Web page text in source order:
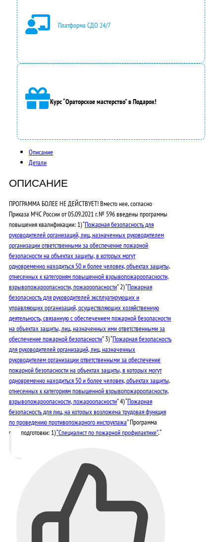
Платформа СДО 24/7
Курс “Ораторское мастерство” в Подарок!
Описание
Детали
ОПИСАНИЕ
ПРОГРАММА БОЛЕЕ НЕ ДЕЙСТВУЕТ! Вместо нее, согласно
Приказа МЧС России от 05.09.2021 г. № 596 введены программы
повышения квалификации: 1) “Пожарная безопасность для
руководителей организаций, лиц, назначенных руководителем
организации ответственными за обеспечение пожарной
безопасности на объектах защиты, в которых могут
одновременно находиться 50 и более человек, объектах защиты,
отнесенных к категориям повышенной взрывопожароопасности,
взрывопожароопасности, пожароопасности” 2) “Пожарная
безопасность для руководителей эксплуатирующих и
управляющих организаций, осуществляющих хозяйственную
деятельность, связанную с обеспечением пожарной безопасности
на объектах защиты, лиц, назначенных ими ответственными за
обеспечение пожарной безопасности” 3) “Пожарная безопасность
для руководителей организаций, лиц, назначенных
руководителем организации ответственными за обеспечение
пожарной безопасности на объектах защиты, в которых могут
одновременно находиться 50 и более человек, объектах защиты,
отнесенных к категориям повышенной взрывопожароопасности,
взрывопожароопасности, пожароопасности” 4) “Пожарная
безопасность для лиц, на которых возложена трудовая функция
по проведению противопожарного инструктажа” Программа
переподготовки: 1)“Специалист по пожарной профилактике”. “